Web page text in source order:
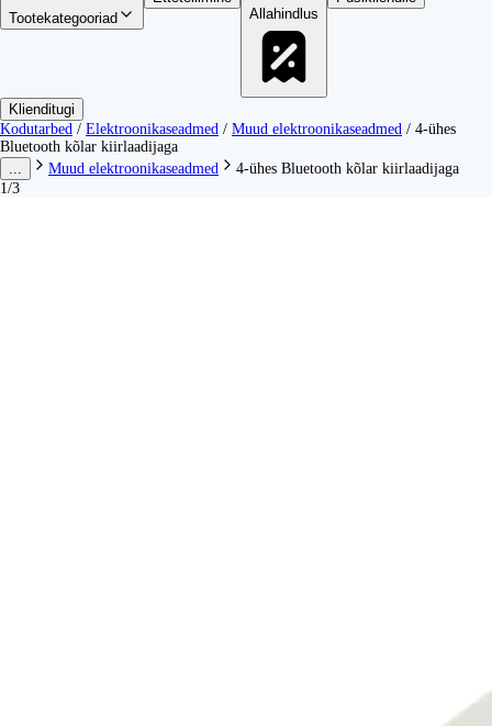
Tootekategooriad
Allahindlus
Klienditugi
Kodutarbed / Elektroonikaseadmed / Muud elektroonikaseadmed / 4-ühes
Bluetooth kõlar kiirlaadijaga
Muud elektroonikaseadmed
4-ühes Bluetooth kõlar kiirlaadijaga
1/3